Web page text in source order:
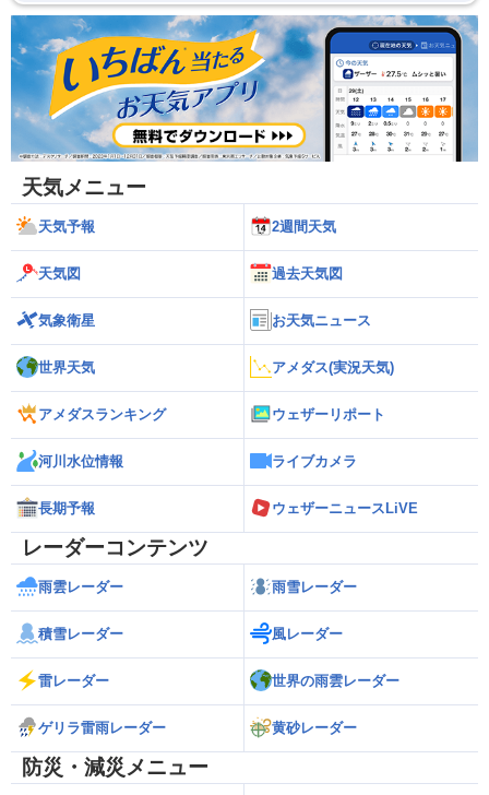
天気メニュー
天気予報 2週間天気
天気図 過去天気図
気象衛星 お天気ニュース
世界天気 アメダス(実況天気)
アメダスランキング ウェザーリポート
河川水位情報 ライブカメラ
長期予報 ウェザーニュースLiVE
レーダーコンテンツ
雨雲レーダー 雨雪レーダー
積雪レーダー 風レーダー
雷レーダー 世界の雨雲レーダー
ゲリラ雷雨レーダー 黄砂レーダー
防災・減災メニュー